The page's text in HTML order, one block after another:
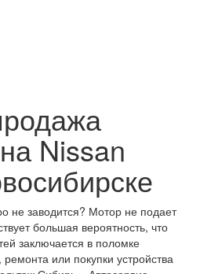
Nissan
не заводится? Мотор не подает
большая вероятность, что
заключается в поломке
или покупки устройства